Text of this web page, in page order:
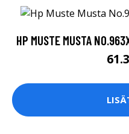
HP MUSTE MUSTA